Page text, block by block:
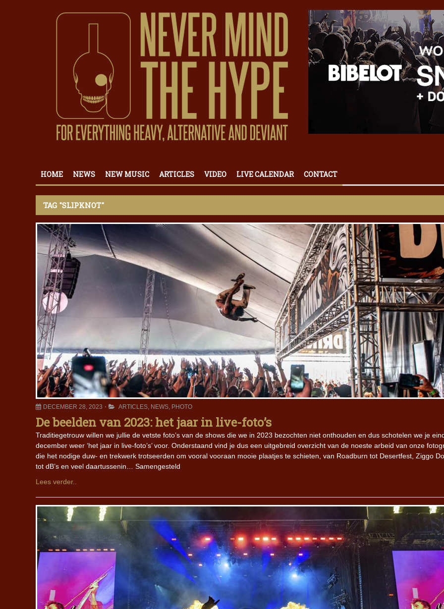
HOME NEWS NEW MUSIC ARTICLES VIDEO LIVE CALENDAR CONTACT
TAG "SLIPKNOT"
DECEMBER 28, 2023 ARTICLES, NEWS, PHOTO
De beelden van 2023: het jaar in live-foto’s
Traditiegetrouw willen we jullie de vetste foto’s van de shows die we in 2023 bezochten niet onthouden en dus schotelen we je
december weer ‘het jaar in live-foto’s’ voor. Onderstaand vind je dus een uitgebreid overzicht van de noeste arbeid van onze
die het nodige duw- en trekwerk trotseerden om vooral vooraan mooie plaatjes te schieten, van Roadburn tot Desertfest, Ziggo
tot dB’s en veel daartussenin… Samengesteld
Lees verder..